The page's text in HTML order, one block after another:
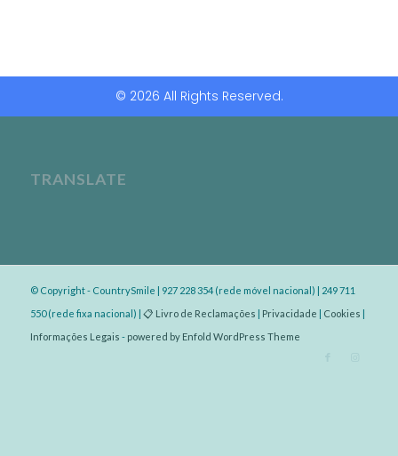
© 2026 All Rights Reserved.
TRANSLATE
© Copyright - CountrySmile | 927 228 354 (rede móvel nacional) | 249 711
550 (rede fixa nacional) | 📋 Livro de Reclamações | Privacidade | Cookies |
Informações Legais - powered by Enfold WordPress Theme